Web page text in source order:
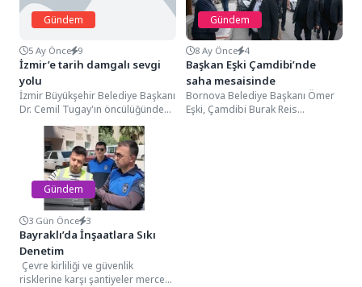
Gündem
5 Ay Önce 9
İzmir’e tarih damgalı sevgi
yolu
İzmir Büyükşehir Belediye Başkanı
Dr. Cemil Tugay'ın öncülüğündeki
Güzel İzmir Hareketi, Bayraklı
Sevgi Yolu'nu baştan...
Gündem
8 Ay Önce 4
Başkan Eşki Çamdibi’nde
saha mesaisinde
Bornova Belediye Başkanı Ömer
Eşki, Çamdibi Burak Reis
Gündem
3 Gün Önce 3
Bayraklı’da İnşaatlara Sıkı
Denetim
Çevre kirliliği ve güvenlik
risklerine karşı şantiyeler mercek